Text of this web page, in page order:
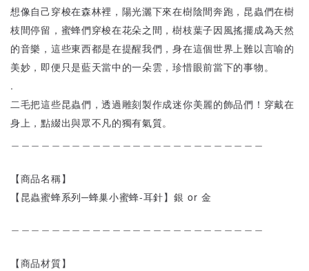
想像自己穿梭在森林裡，陽光灑下來在樹陰間奔跑，昆蟲們在樹
枝間停留，蜜蜂們穿梭在花朵之間，樹枝葉子因風搖擺成為天然
的音樂，這些東西都是在提醒我們，身在這個世界上難以言喻的
美妙，即便只是藍天當中的一朵雲，珍惜眼前當下的事物。
.
二毛把這些昆蟲們，透過雕刻製作成迷你美麗的飾品們！穿戴在
身上，點綴出與眾不凡的獨有氣質。
【商品名稱】
【昆蟲蜜蜂系列─蜂巢小蜜蜂-耳針】銀 or 金
【商品材質】